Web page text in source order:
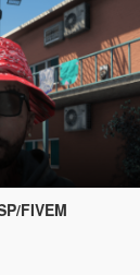
FIVEM